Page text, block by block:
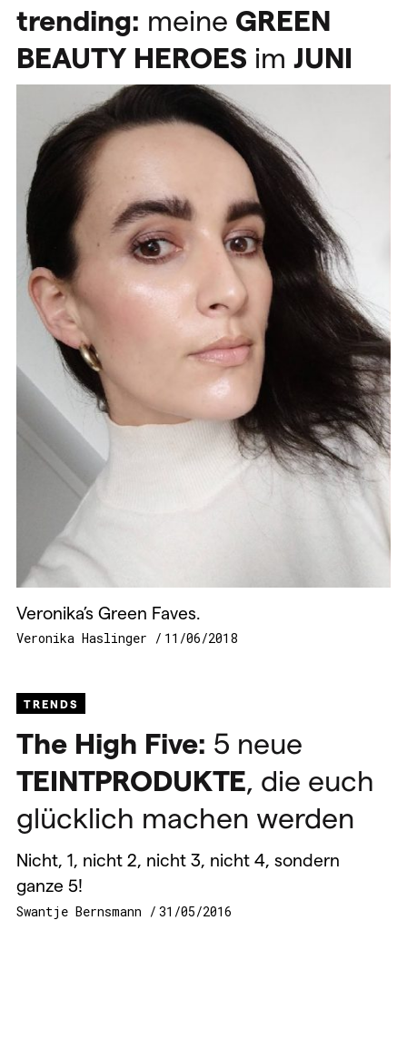
trending: meine GREEN
BEAUTY HEROES im JUNI
Veronika’s Green Faves.
Veronika Haslinger 11/06/2018
TRENDS
The High Five: 5 neue
TEINTPRODUKTE, die euch
glücklich machen werden
Nicht, 1, nicht 2, nicht 3, nicht 4, sondern
ganze 5!
Swantje Bernsmann 31/05/2016